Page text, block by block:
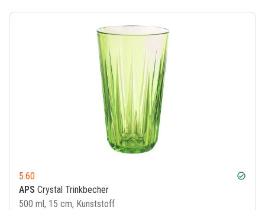
5.60 check_circle
APS Crystal Trinkbecher
500 ml, 15 cm, Kunststoff